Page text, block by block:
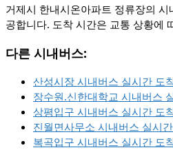
거제시 한내시온아파트 정류장의
공합니다. 도착 시간은 교통 상황에
다른 시내버스:
산성시장 시내버스 실시간 도
장수원.신한대학교 시내버스
상평입구 시내버스 실시간 도
진월면사무소 시내버스 실시
복곡입구 시내버스 실시간 도